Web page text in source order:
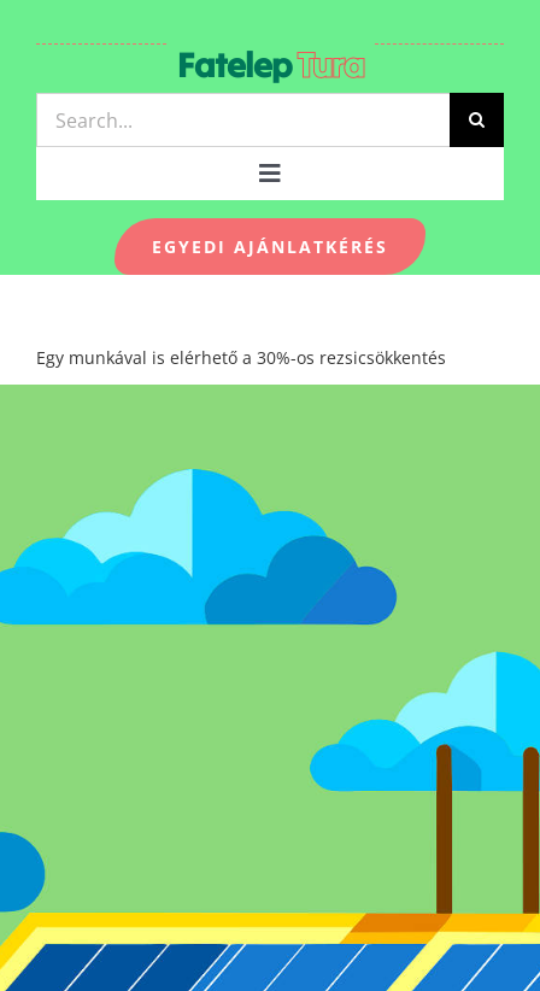
FatelepTura
Keresés...
Toggle
Navigation
RÓLUNK
EGYEDI AJÁNLATKÉRÉS
Egy munkával is elérhető a 30%-os rezsicsökkentés